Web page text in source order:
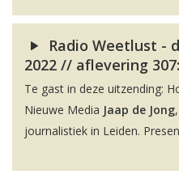
Radio Weetlust -
2022 // aflevering 307:
Te gast in deze uitzending:
Nieuwe Media Jaap de Jong
journalistiek in Leiden.